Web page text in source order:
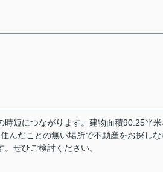
短につながります。建物面積90.25平
んだことの無い場所で不動産をお探しな
ぜひご検討ください。